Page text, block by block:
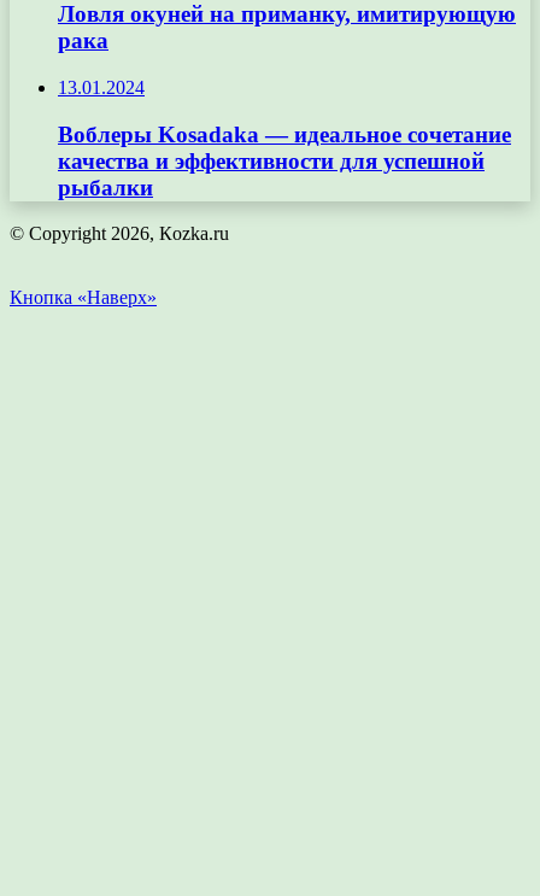
Ловля окуней на приманку, имитирующую
рака
13.01.2024
Воблеры Kosadaka — идеальное сочетание
качества и эффективности для успешной
рыбалки
© Copyright 2026, Кozka.ru
Кнопка «Наверх»